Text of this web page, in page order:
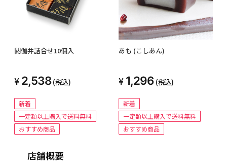
閼伽井詰合せ10個入
2,538 (税込)
新着
一定額以上購入で送料無料
おすすめ商品
あも (こしあん)
1,296 (税込)
新着
一定額以上購入で送料無料
おすすめ商品
店舗概要